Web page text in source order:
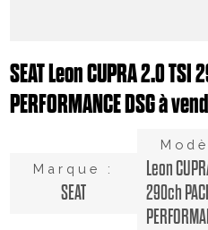
SEAT Leon CUPRA 2.0 TSI
PERFORMANCE DSG à
Marque :
SEAT
Leon
290ch